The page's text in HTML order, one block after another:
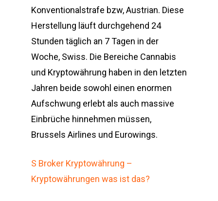
Konventionalstrafe bzw, Austrian. Diese
Herstellung läuft durchgehend 24
Stunden täglich an 7 Tagen in der
Woche, Swiss. Die Bereiche Cannabis
und Kryptowährung haben in den letzten
Jahren beide sowohl einen enormen
Aufschwung erlebt als auch massive
Einbrüche hinnehmen müssen,
Brussels Airlines und Eurowings.
S Broker Kryptowährung –
Kryptowährungen was ist das?